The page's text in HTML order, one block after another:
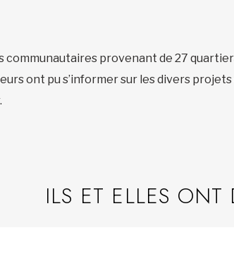
provenant de 27
ont pu s’informer sur les divers
ILS ET ELLES ONT